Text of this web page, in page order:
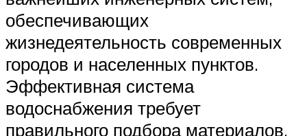
обеспечивающих
жизнедеятельность современных
городов и населенных пунктов.
Эффективная система
водоснабжения требует
правильного подбора материалов,